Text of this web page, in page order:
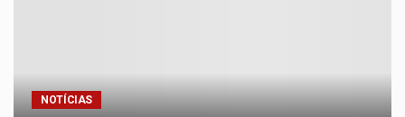
NOTÍCIAS